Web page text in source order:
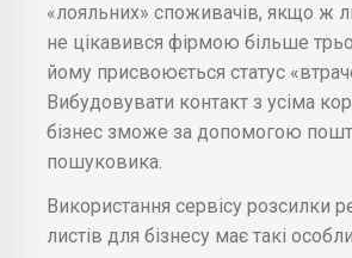
«лояльних» споживачів, якщо ж
не цікавився фірмою більше
йому присвоюється статус
Вибудовувати контакт з усіма
бізнес зможе за допомогою
пошуковика.
Використання сервісу розсилки
листів для бізнесу має такі